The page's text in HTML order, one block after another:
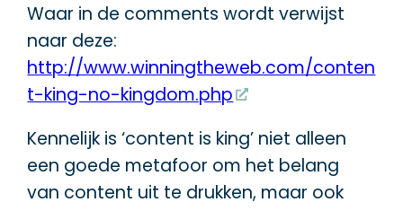
Waar in de comments wordt verwijst
naar deze:
http://www.winningtheweb.com/conten
t-king-no-kingdom.php
Kennelijk is ‘content is king’ niet alleen
een goede metafoor om het belang
van content uit te drukken, maar ook